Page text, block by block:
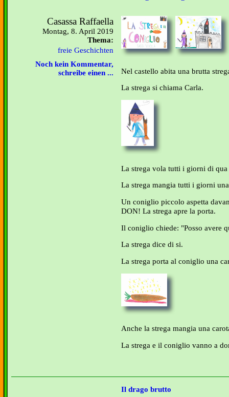
Casassa Raffaella
Montag, 8. April 2019
Thema:
freie Geschichten
Noch kein Kommentar,
schreibe einen ...
Nel castello abita una brutta
La strega si chiama Carla.
La strega vola tutti i giorni di
La strega mangia tutti i giorni
Un coniglio piccolo aspetta
DON! La strega apre la porta.
Il coniglio chiede: "Posso avere
La strega dice di si.
La strega porta al coniglio una
Anche la strega mangia una
La strega e il coniglio vanno a
Il drago brutto